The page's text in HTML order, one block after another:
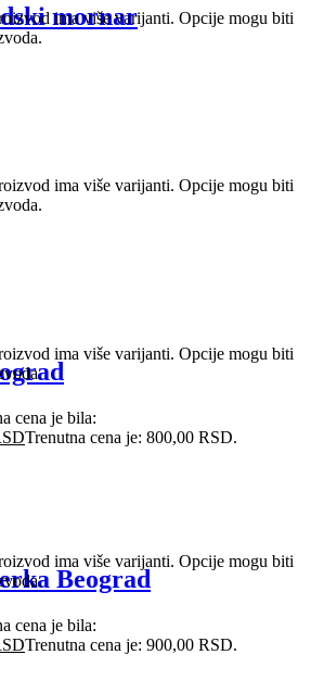
ima više varijanti. Opcije mogu biti
mornar
ima više varijanti. Opcije mogu biti
ima više varijanti. Opcije mogu biti
cena je bila:
Trenutna cena je: 800,00 RSD.
ima više varijanti. Opcije mogu biti
Beograd
cena je bila:
Trenutna cena je: 900,00 RSD.